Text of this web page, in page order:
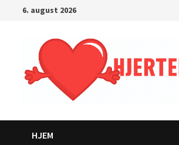
6. august 2026
HJEM